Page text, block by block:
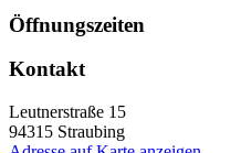
Öffnungszeiten
Kontakt
Leutnerstraße 15
94315 Straubing